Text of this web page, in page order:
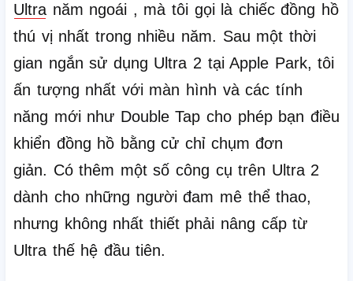
Ultra năm ngoái , mà tôi gọi là chiếc đồng hồ
thú vị nhất trong nhiều năm. Sau một thời
gian ngắn sử dụng Ultra 2 tại Apple Park, tôi
ấn tượng nhất với màn hình và các tính
năng mới như Double Tap cho phép bạn điều
khiển đồng hồ bằng cử chỉ chụm đơn
giản. Có thêm một số công cụ trên Ultra 2
dành cho những người đam mê thể thao,
nhưng không nhất thiết phải nâng cấp từ
Ultra thế hệ đầu tiên.